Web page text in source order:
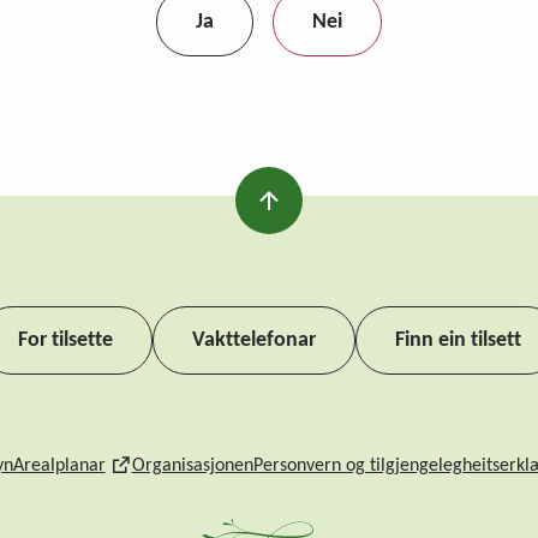
Ja Nei
For tilsette Vakttelefonar Finn ein tilsett
Arealplanar OrganisasjonenPersonvern og